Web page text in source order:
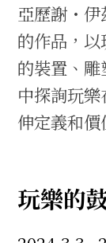
亞歷謝・
的作品，
的裝置、
中探詢玩
伸定義和價
玩樂的